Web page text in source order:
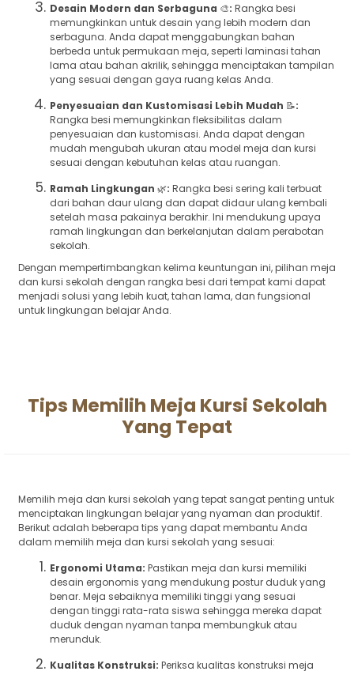
Desain Modern dan Serbaguna 🎨: Rangka besi
memungkinkan untuk desain yang lebih modern dan
serbaguna. Anda dapat menggabungkan bahan
berbeda untuk permukaan meja, seperti laminasi tahan
lama atau bahan akrilik, sehingga menciptakan tampilan
yang sesuai dengan gaya ruang kelas Anda.
Penyesuaian dan Kustomisasi Lebih Mudah 📝:
Rangka besi memungkinkan fleksibilitas dalam
penyesuaian dan kustomisasi. Anda dapat dengan
mudah mengubah ukuran atau model meja dan kursi
sesuai dengan kebutuhan kelas atau ruangan.
Ramah Lingkungan 🌿: Rangka besi sering kali terbuat
dari bahan daur ulang dan dapat didaur ulang kembali
setelah masa pakainya berakhir. Ini mendukung upaya
ramah lingkungan dan berkelanjutan dalam perabotan
sekolah.
Dengan mempertimbangkan kelima keuntungan ini, pilihan meja
dan kursi sekolah dengan rangka besi dari tempat kami dapat
menjadi solusi yang lebih kuat, tahan lama, dan fungsional
untuk lingkungan belajar Anda.
Tips Memilih Meja Kursi Sekolah
Yang Tepat
Memilih meja dan kursi sekolah yang tepat sangat penting untuk
menciptakan lingkungan belajar yang nyaman dan produktif.
Berikut adalah beberapa tips yang dapat membantu Anda
dalam memilih meja dan kursi sekolah yang sesuai:
Ergonomi Utama: Pastikan meja dan kursi memiliki
desain ergonomis yang mendukung postur duduk yang
benar. Meja sebaiknya memiliki tinggi yang sesuai
dengan tinggi rata-rata siswa sehingga mereka dapat
duduk dengan nyaman tanpa membungkuk atau
merunduk.
Kualitas Konstruksi: Periksa kualitas konstruksi meja